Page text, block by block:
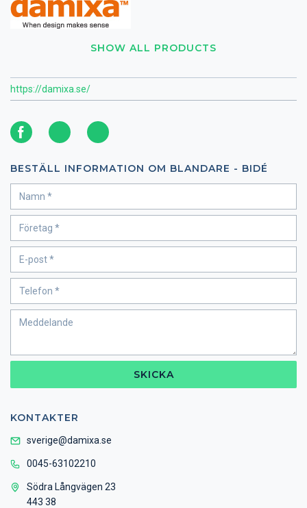
SHOW ALL PRODUCTS
https://damixa.se/
BESTÄLL INFORMATION OM BLANDARE - BIDÉ
SKICKA
KONTAKTER
sverige@damixa.se
0045-63102210
Södra Långvägen 23
443 38